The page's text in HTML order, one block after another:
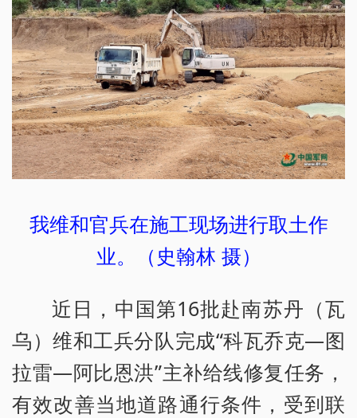
我维和官兵在施工现场进行取土作
业。（史翰林 摄）
近日，中国第16批赴南苏丹（瓦
乌）维和工兵分队完成“科瓦乔克—图
拉雷—阿比恩洪”主补给线修复任务，
有效改善当地道路通行条件，受到联